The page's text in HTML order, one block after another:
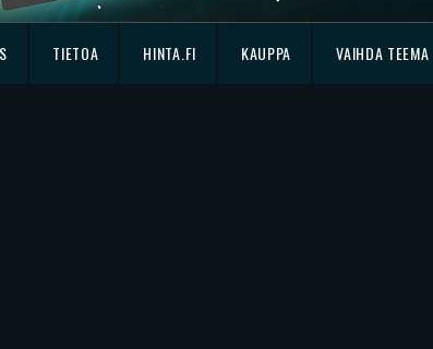
TIETOA HINTA.FI KAUPPA VAIHDA TEEMA